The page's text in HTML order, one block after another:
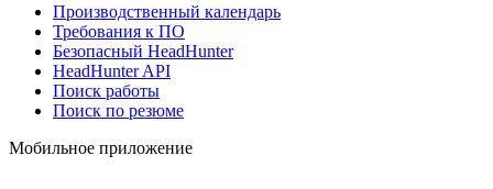
Производственный календарь
Требования к ПО
Безопасный HeadHunter
HeadHunter API
Поиск работы
Поиск по резюме
Мобильное приложение